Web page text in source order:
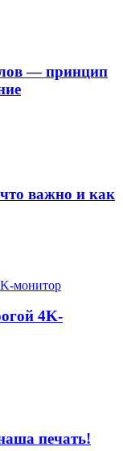
— принцип
важно и как
4K-
печать!